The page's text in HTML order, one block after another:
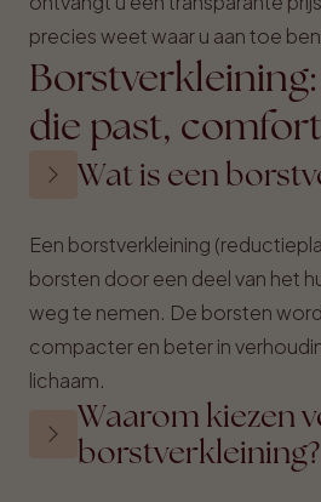
precies weet waar u aan toe
die past,
Wat is een
Een borstverkleining
borsten door een deel van het
weg te nemen. De borsten
compacter en beter in
lichaam.
Waarom kiezen
borstverkleining?